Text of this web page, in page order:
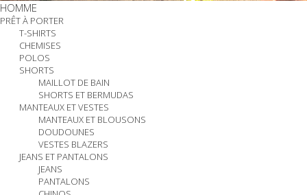
HOMME
PRÊT À PORTER
T-SHIRTS
CHEMISES
POLOS
SHORTS
MAILLOT DE BAIN
SHORTS ET BERMUDAS
MANTEAUX ET VESTES
MANTEAUX ET BLOUSONS
DOUDOUNES
VESTES BLAZERS
JEANS ET PANTALONS
JEANS
PANTALONS